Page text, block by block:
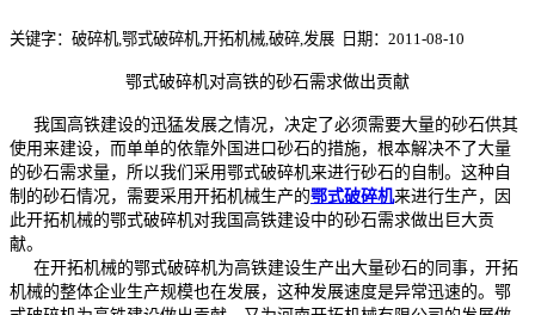
关键字：破碎机,鄂式破碎机,开拓机械,破碎,发展 日期：2011-08-10
鄂式破碎机对高铁的砂石需求做出贡献
我国高铁建设的迅猛发展之情况，决定了必须需要大量的砂石供其
使用来建设，而单单的依靠外国进口砂石的措施，根本解决不了大量
的砂石需求量，所以我们采用鄂式破碎机来进行砂石的自制。这种自
制的砂石情况，需要采用开拓机械生产的鄂式破碎机来进行生产，因
此开拓机械的鄂式破碎机对我国高铁建设中的砂石需求做出巨大贡
献。
在开拓机械的鄂式破碎机为高铁建设生产出大量砂石的同事，开拓
机械的整体企业生产规模也在发展，这种发展速度是异常迅速的。鄂